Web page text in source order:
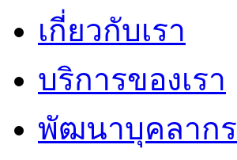
เกี่ยวกับเรา
บริการของเรา
พัฒนาบุคลากร